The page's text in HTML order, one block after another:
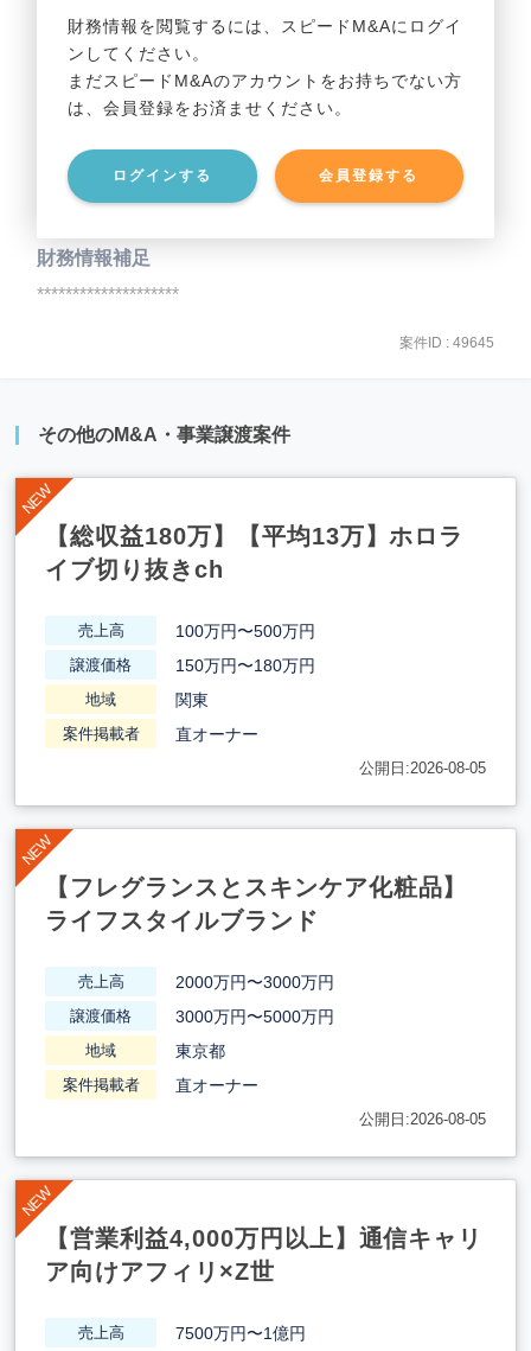
財務情報を閲覧するには、スピードM&Aにログイ
ンしてください。
まだスピードM&Aのアカウントをお持ちでない方
は、会員登録をお済ませください。
ログインする 会員登録する
貸借対照表（B/S）
事業資産 ********************
事業負債 ********************
財務情報補足
********************
案件ID : 49645
その他のM&A・事業譲渡案件
【総収益180万】【平均13万】ホロラ
イブ切り抜きch
売上高 100万円〜500万円
譲渡価格 150万円〜180万円
地域 関東
案件掲載者 直オーナー
公開日:2026-08-05
【フレグランスとスキンケア化粧品】
ライフスタイルブランド
売上高 2000万円〜3000万円
譲渡価格 3000万円〜5000万円
地域 東京都
案件掲載者 直オーナー
公開日:2026-08-05
【営業利益4,000万円以上】通信キャリ
ア向けアフィリ×Z世
売上高 7500万円〜1億円